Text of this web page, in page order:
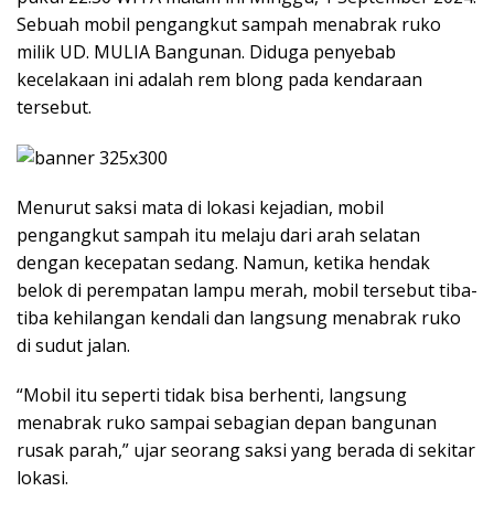
Sebuah mobil pengangkut sampah menabrak ruko
milik UD. MULIA Bangunan. Diduga penyebab
kecelakaan ini adalah rem blong pada kendaraan
tersebut.
Menurut saksi mata di lokasi kejadian, mobil
pengangkut sampah itu melaju dari arah selatan
dengan kecepatan sedang. Namun, ketika hendak
belok di perempatan lampu merah, mobil tersebut tiba-
tiba kehilangan kendali dan langsung menabrak ruko
di sudut jalan.
“Mobil itu seperti tidak bisa berhenti, langsung
menabrak ruko sampai sebagian depan bangunan
rusak parah,” ujar seorang saksi yang berada di sekitar
lokasi.